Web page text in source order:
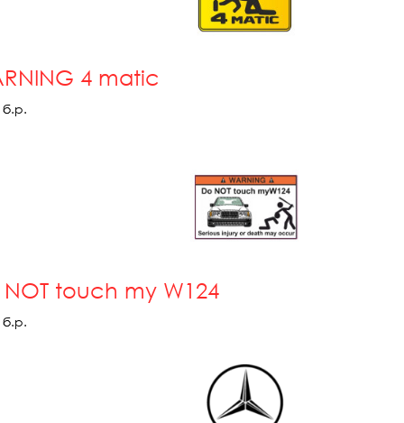
4 matic
б.р.
touch my W124
б.р.